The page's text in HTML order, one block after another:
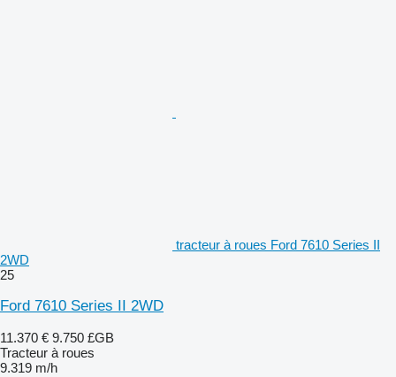
tracteur à roues Ford 7610 Series II
2WD
25
Ford 7610 Series II 2WD
11.370 € 9.750 £GB
Tracteur à roues
9.319 m/h